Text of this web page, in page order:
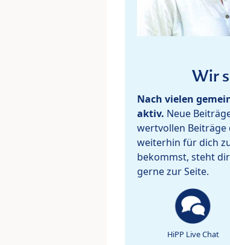
Wir
Nach vielen
aktiv. Neue
wertvollen Beiträge
weiterhin für dich
bekommst, steht
gerne zur Seite.
HiPP Live Chat